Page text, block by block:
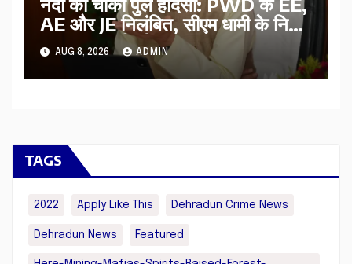
AE और JE निलंबित, सीएम धामी के निर्देश
पर सख्त कार्रवाई
AUG 8, 2026 ADMIN
TAGS
2022 Apply Like This Dehradun Crime News
Dehradun News Featured